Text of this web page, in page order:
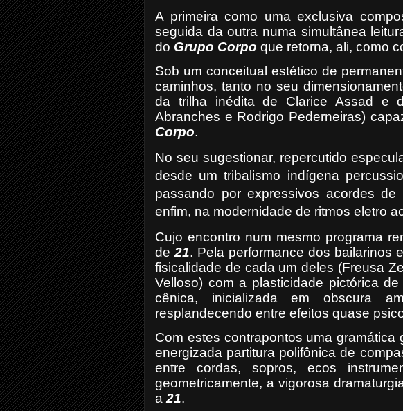
A primeira como uma exclusiva
seguida da outra numa simultânea
do Grupo Corpo que retorna, ali, como
Sob um conceitual estético de
caminhos, tanto no seu
da trilha inédita de Clarice Assad e
Abranches e Rodrigo Pederneiras)
Corpo.
No seu sugestionar, repercutido
desde um tribalismo indígena
passando por expressivos acordes de
enfim, na modernidade de ritmos eletro
Cujo encontro num mesmo programa
de 21. Pela performance dos bailarinos
fisicalidade de cada um deles (Freusa
Velloso) com a plasticidade pictórica
cênica, inicializada em obscura
resplandecendo entre efeitos quase
Com estes contrapontos uma
energizada partitura polifônica de
entre cordas, sopros, ecos
geometricamente, a vigorosa
a 21.